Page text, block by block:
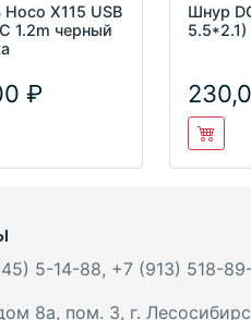
X115 USB
1.2m черный
Шнур
5.5*2.1)
5-14-88, +7 (913) 518-
8а, пом. 3, г.